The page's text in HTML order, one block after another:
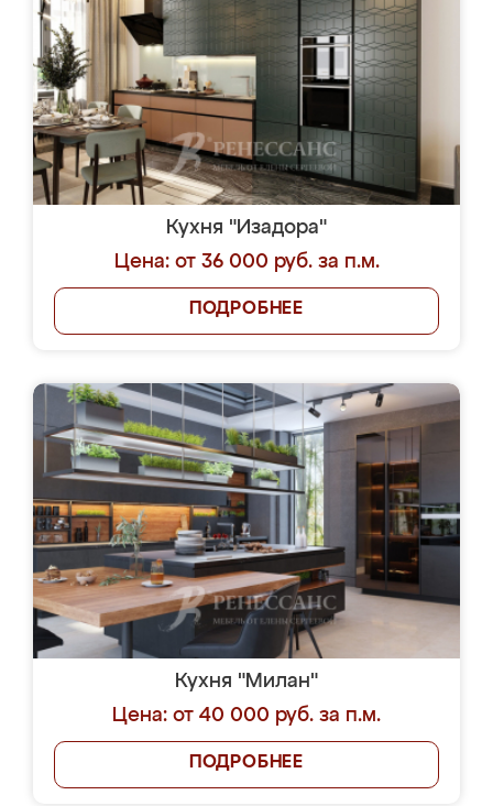
Кухня "Изадора"
Цена: от 36 000 руб. за п.м.
ПОДРОБНЕЕ
Кухня "Милан"
Цена: от 40 000 руб. за п.м.
ПОДРОБНЕЕ